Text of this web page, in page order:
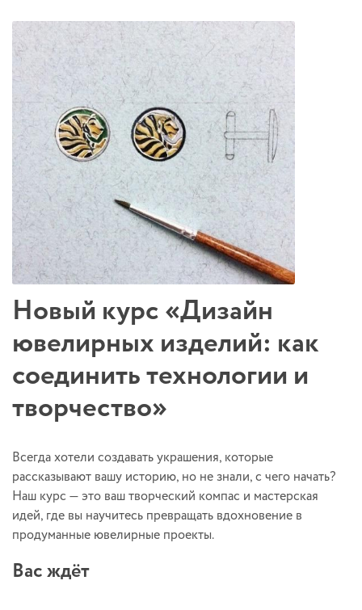
Новый курс «Дизайн
ювелирных изделий: как
соединить технологии и
творчество»
Всегда хотели создавать украшения, которые
рассказывают вашу историю, но не знали, с чего начать?
Наш курс — это ваш творческий компас и мастерская
идей, где вы научитесь превращать вдохновение в
продуманные ювелирные проекты.
Вас ждёт